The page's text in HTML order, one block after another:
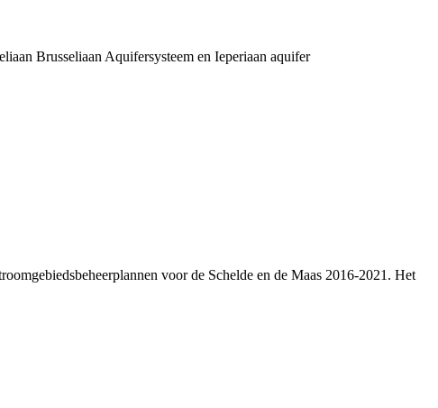
Brusseliaan Aquifersysteem en Ieperiaan aquifer
voor de Schelde en de Maas 2016-2021. Het